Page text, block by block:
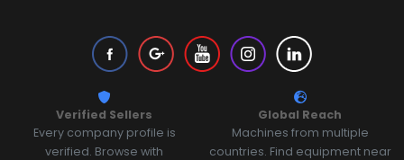
Verified Sellers
Every company profile is
verified. Browse with
Global Reach
Machines from multiple
countries. Find equipment near